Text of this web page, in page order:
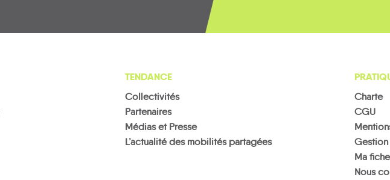
TENDANCE
Collectivités
Partenaires
Médias et Presse
L’actualité des mobilités partagées
Charte
CGU
Ma
Nous